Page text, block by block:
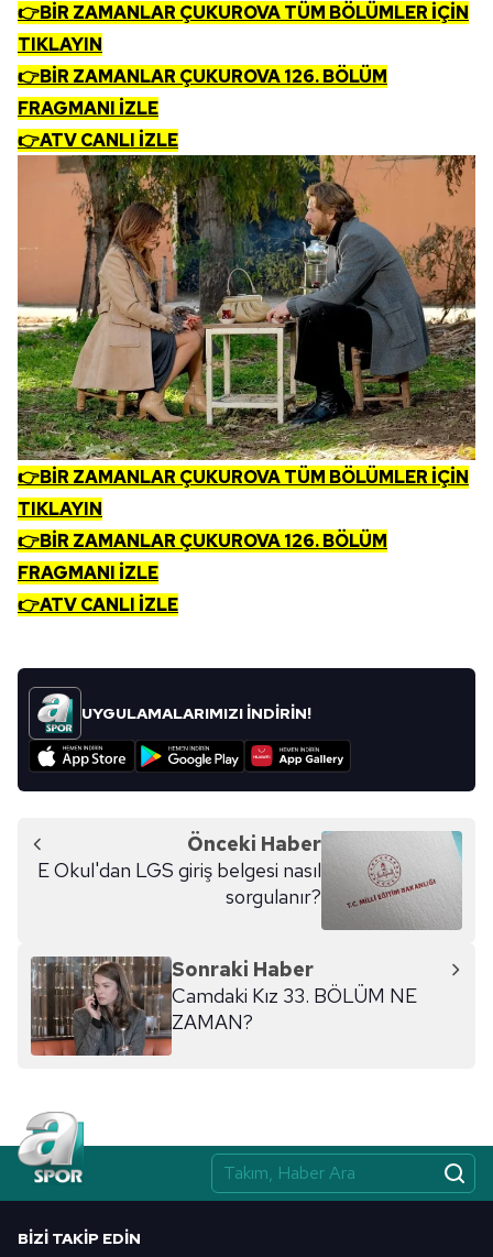
👉BİR ZAMANLAR ÇUKUROVA TÜM BÖLÜMLER İÇİN
TIKLAYIN
👉BİR ZAMANLAR ÇUKUROVA 126. BÖLÜM
FRAGMANI İZLE
👉ATV CANLI İZLE
👉BİR ZAMANLAR ÇUKUROVA TÜM BÖLÜMLER İÇİN
TIKLAYIN
👉BİR ZAMANLAR ÇUKUROVA 126. BÖLÜM
FRAGMANI İZLE
👉ATV CANLI İZLE
UYGULAMALARIMIZI İNDİRİN!
Önceki Haber
E Okul'dan LGS giriş belgesi nasıl
sorgulanır?
Sonraki Haber
Camdaki Kız 33. BÖLÜM NE
ZAMAN?
BIZI TAKIP EDIN